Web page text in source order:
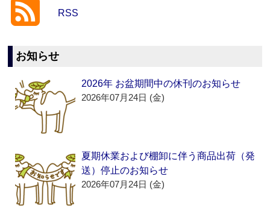
RSS
お知らせ
2026年 お盆期間中の休刊のお知らせ
2026年07月24日 (金)
夏期休業および棚卸に伴う商品出荷（発
送）停止のお知らせ
2026年07月24日 (金)